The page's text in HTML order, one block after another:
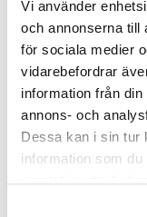
Vi använder
och annonserna till
för sociala medier
vidarebefordrar
information från
annons- och
Dessa kan i sin tur
information som
samlat in när du
ALI